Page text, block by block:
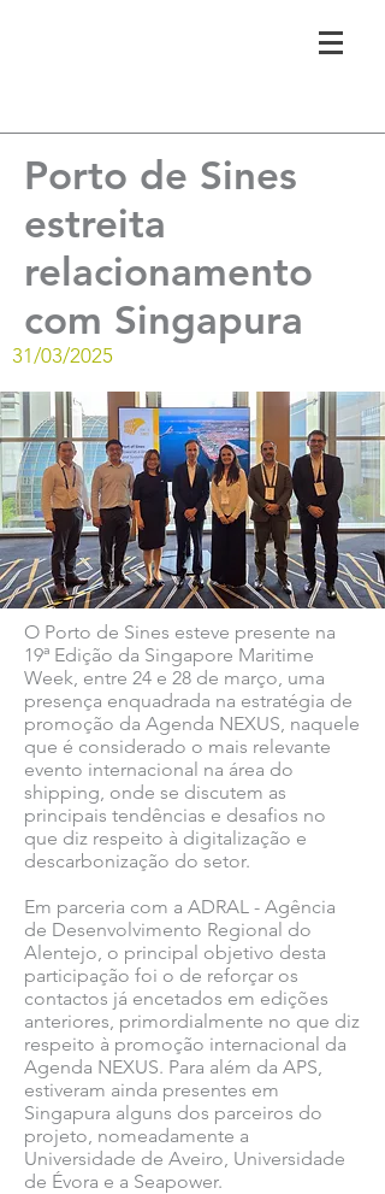
Porto de Sines
estreita
relacionamento
com Singapura
31/03/2025
O Porto de Sines esteve presente na
19ª Edição da Singapore Maritime
Week, entre 24 e 28 de março, uma
presença enquadrada na estratégia de
promoção da Agenda NEXUS, naquele
que é considerado o mais relevante
evento internacional na área do
shipping, onde se discutem as
principais tendências e desafios no
que diz respeito à digitalização e
descarbonização do setor.
Em parceria com a ADRAL - Agência
de Desenvolvimento Regional do
Alentejo, o principal objetivo desta
participação foi o de reforçar os
contactos já encetados em edições
anteriores, primordialmente no que diz
respeito à promoção internacional da
Agenda NEXUS. Para além da APS,
estiveram ainda presentes em
Singapura alguns dos parceiros do
projeto, nomeadamente a
Universidade de Aveiro, Universidade
de Évora e a Seapower.